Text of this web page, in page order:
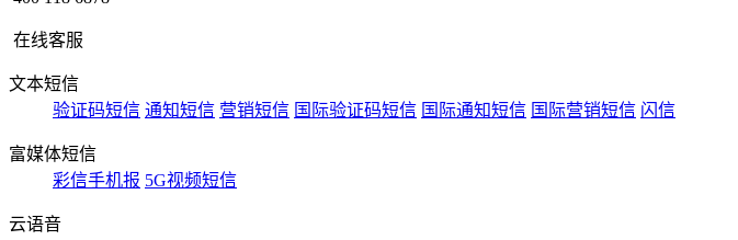
在线客服
文本短信
验证码短信 通知短信 营销短信 国际验证码短信 国际通知短信 国际营销短信 闪信
富媒体短信
彩信手机报 5G视频短信
云语音